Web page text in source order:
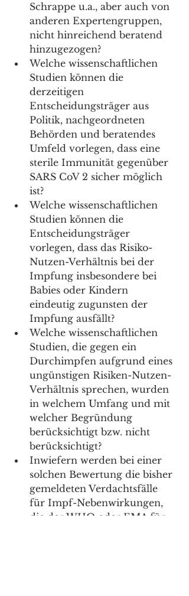
Schrappe u.a., aber auch von
anderen Expertengruppen,
nicht hinreichend beratend
hinzugezogen?
Welche wissenschaftlichen
Studien können die
derzeitigen
Entscheidungsträger aus
Politik, nachgeordneten
Behörden und beratendes
Umfeld vorlegen, dass eine
sterile Immunität gegenüber
SARS CoV 2 sicher möglich
ist?
Welche wissenschaftlichen
Studien können die
Entscheidungsträger
vorlegen, dass das Risiko-
Nutzen-Verhältnis bei der
Impfung insbesondere bei
Babies oder Kindern
eindeutig zugunsten der
Impfung ausfällt?
Welche wissenschaftlichen
Studien, die gegen ein
Durchimpfen aufgrund eines
ungünstigen Risiken-Nutzen-
Verhältnis sprechen, wurden
in welchem Umfang und mit
welcher Begründung
berücksichtigt bzw. nicht
berücksichtigt?
Inwiefern werden bei einer
solchen Bewertung die bisher
gemeldeten Verdachtsfälle
für Impf-Nebenwirkungen,
die der WHO oder EMA für